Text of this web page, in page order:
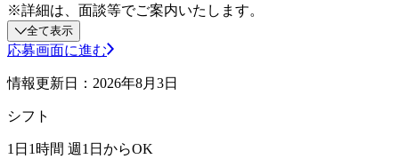
※詳細は、面談等でご案内いたします。
全て表示
応募画面に進む
情報更新日：2026年8月3日
シフト
1日1時間 週1日からOK